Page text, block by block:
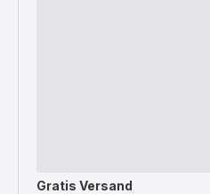
Gratis Versand